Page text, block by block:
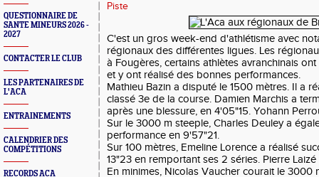
QUESTIONNAIRE DE
SANTE MINEURS 2026 -
2027
CONTACTER LE CLUB
LES PARTENAIRES DE
L'ACA
ENTRAINEMENTS
CALENDRIER DES
COMPÉTITIONS
RECORDS ACA
Piste
C'est un gros week-end d'athlétisme avec
régionaux des différentes ligues. Les
à Fougères, certains athlètes avranchinais
et y ont réalisé des bonnes performances.
Mathieu Bazin a disputé le 1500 mètres. Il a
classé 3e de la course. Damien Marchis a
après une blessure, en 4'05"15. Yohann
Sur le 3000 m steeple, Charles Deuley a
performance en 9'57"21.
Sur 100 mètres, Emeline Lorence a réalisé
13"23 en remportant ses 2 séries. Pierre Laizé
En minimes, Nicolas Vaucher courait le 3000